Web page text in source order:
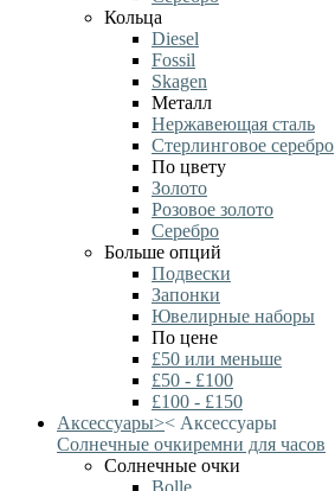
Кольца
Diesel
Fossil
Skagen
Металл
Нержавеющая сталь
Стерлинговое серебро
По цвету
Золото
Розовое золото
Серебро
Больше опций
Подвески
Запонки
Ювелирные наборы
По цене
£50 или меньше
£50 - £100
£100 - £150
Аксессуары>< Аксессуары
Солнечные очкиремни для часов
Солнечные очки
Bolle